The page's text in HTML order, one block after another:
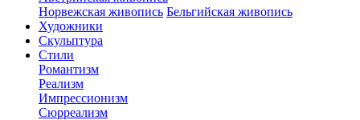
Норвежская живопись Бельгийская живопись
Художники
Скульптура
Стили
Романтизм
Реализм
Импрессионизм
Сюрреализм